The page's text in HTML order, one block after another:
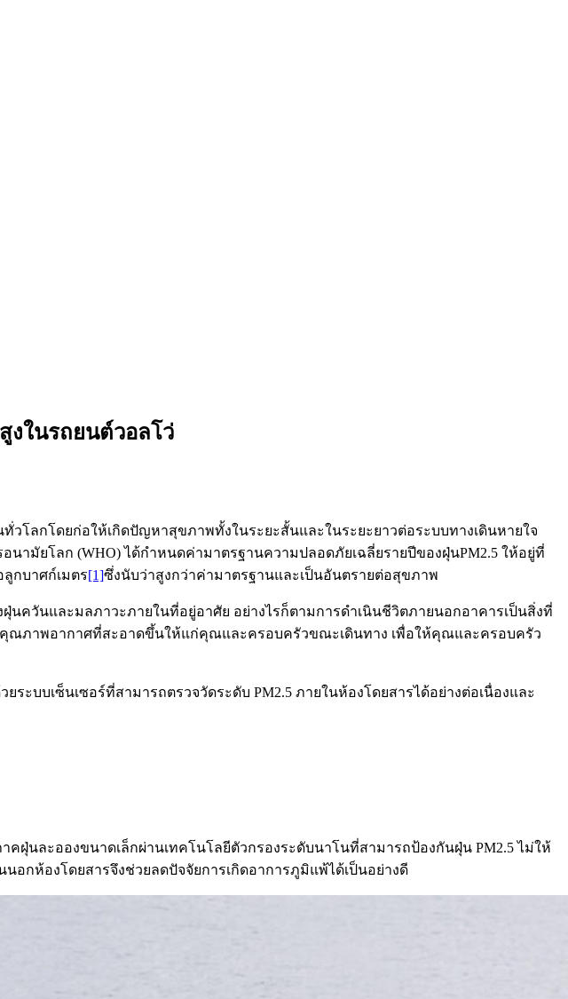
งในรถยนต์วอลโว่
โลกโดยก่อให้เกิดปัญหาสุขภาพทั้งในระยะสั้นและในระยะยาวต่อระบบทางเดินหายใจ
มัยโลก (WHO) ได้กำหนดค่ามาตรฐานความปลอดภัยเฉลี่ยรายปีของฝุ่นPM2.5 ให้อยู่ที่
กบาศก์เมตร[1]ซึ่งนับว่าสูงกว่าค่ามาตรฐานและเป็นอันตรายต่อสุขภาพ
นควันและมลภาวะภายในที่อยู่อาศัย อย่างไรก็ตามการดำเนินชีวิตภายนอกอาคารเป็นสิ่งที่
ณภาพอากาศที่สะอาดขึ้นให้แก่คุณและครอบครัวขณะเดินทาง เพื่อให้คุณและครอบครัว
บบเซ็นเซอร์ที่สามารถตรวจวัดระดับ PM2.5 ภายในห้องโดยสารได้อย่างต่อเนื่องและ
ฝุ่นละอองขนาดเล็กผ่านเทคโนโลยีตัวกรองระดับนาโนที่สามารถป้องกันฝุ่น PM2.5 ไม่ให้
อกห้องโดยสารจึงช่วยลดปัจจัยการเกิดอาการภูมิแพ้ได้เป็นอย่างดี